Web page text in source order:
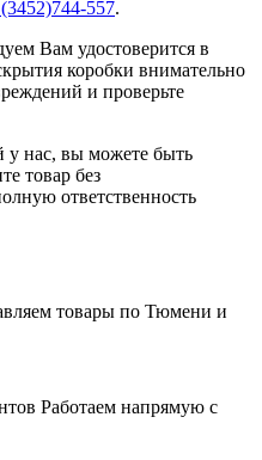
557.
Вам удостоверится в
коробки внимательно
и проверьте
у нас, вы можете быть
товар без
ответственность
товары по Тюмени и
Работаем напрямую с